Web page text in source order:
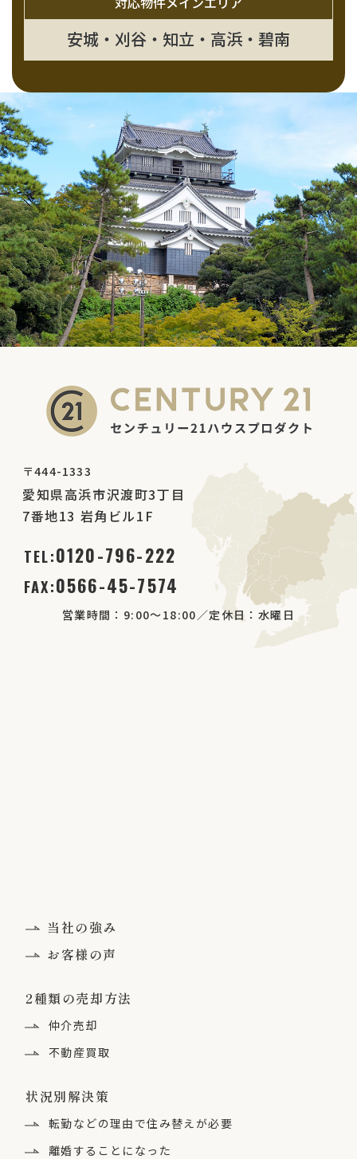
安城・刈谷・知立・高浜・碧南
〒444-1333
愛知県高浜市沢渡町3丁目
7番地13 岩角ビル1F
TEL:0120-796-222
FAX:0566-45-7574
営業時間：9:00～18:00／定休日：水曜日
当社の強み
お客様の声
2種類の売却方法
仲介売却
不動産買取
状況別解決策
転勤などの理由で住み替えが必要
離婚することになった